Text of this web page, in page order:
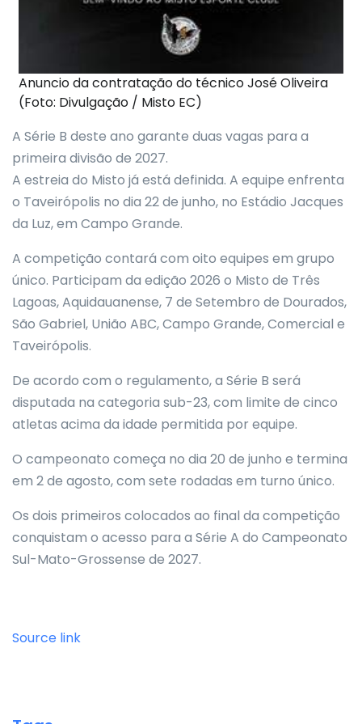
Anuncio da contratação do técnico José Oliveira
(Foto: Divulgação / Misto EC)
A Série B deste ano garante duas vagas para a
primeira divisão de 2027.
A estreia do Misto já está definida. A equipe enfrenta
o Taveirópolis no dia 22 de junho, no Estádio Jacques
da Luz, em Campo Grande.
A competição contará com oito equipes em grupo
único. Participam da edição 2026 o Misto de Três
Lagoas, Aquidauanense, 7 de Setembro de Dourados,
São Gabriel, União ABC, Campo Grande, Comercial e
Taveirópolis.
De acordo com o regulamento, a Série B será
disputada na categoria sub-23, com limite de cinco
atletas acima da idade permitida por equipe.
O campeonato começa no dia 20 de junho e termina
em 2 de agosto, com sete rodadas em turno único.
Os dois primeiros colocados ao final da competição
conquistam o acesso para a Série A do Campeonato
Sul-Mato-Grossense de 2027.
Source link